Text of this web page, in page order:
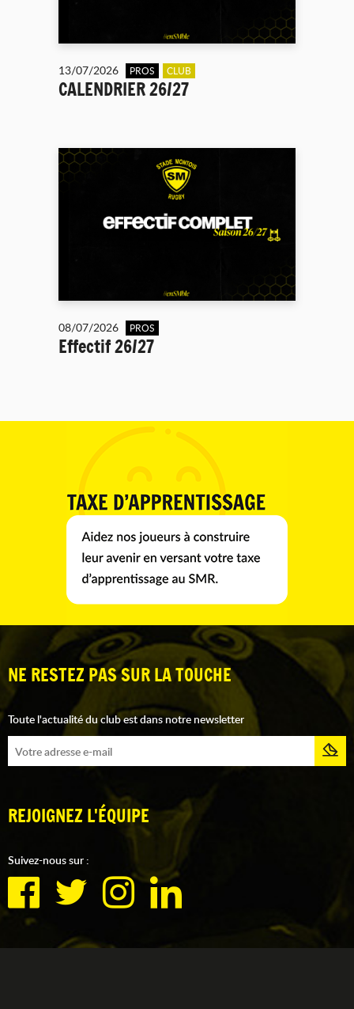
13/07/2026 PROS CLUB
CALENDRIER 26/27
08/07/2026 PROS
Effectif 26/27
NE RESTEZ PAS SUR LA TOUCHE
Toute l'actualité du club est dans notre newsletter
REJOIGNEZ L'ÉQUIPE
Suivez-nous sur :